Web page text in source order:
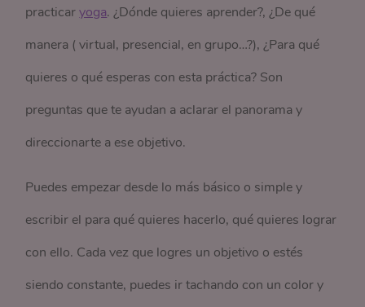
practicaryoga. ¿Dónde quieres aprender?, ¿De qué
manera ( virtual, presencial, en grupo…?), ¿Para qué
quieres o qué esperas con esta práctica? Son
preguntas que te ayudan a aclarar el panorama y
direccionarte a ese objetivo.
Puedes empezar desde lo más básico o simple y
escribir el para qué quieres hacerlo, qué quieres lograr
con ello. Cada vez que logres un objetivo o estés
siendo constante, puedes ir tachando con un color y